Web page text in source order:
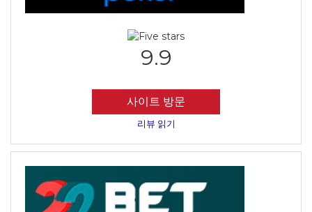
9.9
사이트 방문
리뷰 읽기